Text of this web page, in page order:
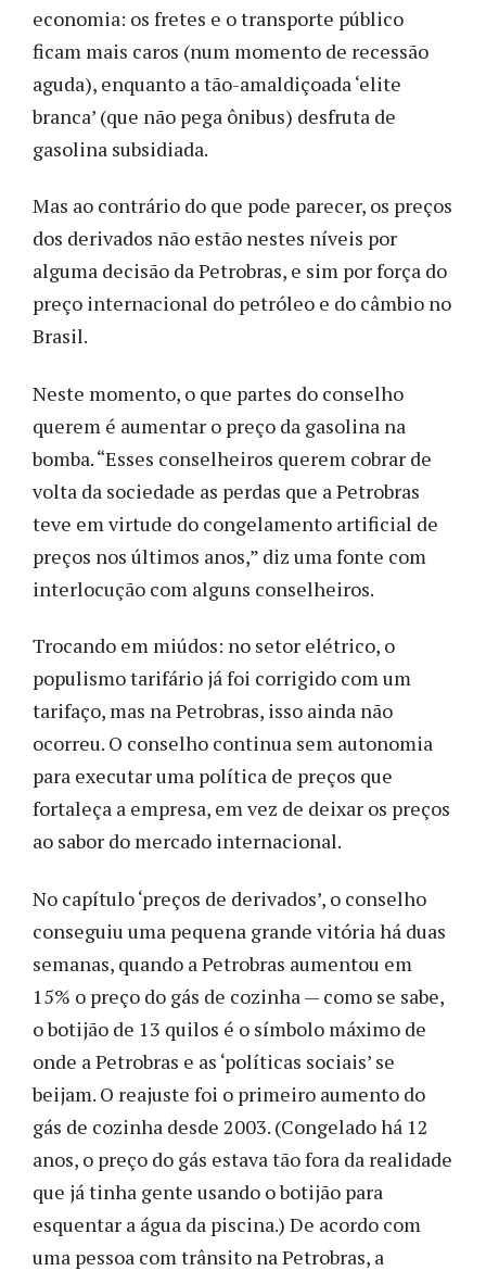
economia: os fretes e o transporte público
ficam mais caros (num momento de recessão
aguda), enquanto a tão-amaldiçoada ‘elite
branca’ (que não pega ônibus) desfruta de
gasolina subsidiada.
Mas ao contrário do que pode parecer, os preços
dos derivados não estão nestes níveis por
alguma decisão da Petrobras, e sim por força do
preço internacional do petróleo e do câmbio no
Brasil.
Neste momento, o que partes do conselho
querem é aumentar o preço da gasolina na
bomba. “Esses conselheiros querem cobrar de
volta da sociedade as perdas que a Petrobras
teve em virtude do congelamento artificial de
preços nos últimos anos,” diz uma fonte com
interlocução com alguns conselheiros.
Trocando em miúdos: no setor elétrico, o
populismo tarifário já foi corrigido com um
tarifaço, mas na Petrobras, isso ainda não
ocorreu. O conselho continua sem autonomia
para executar uma política de preços que
fortaleça a empresa, em vez de deixar os preços
ao sabor do mercado internacional.
No capítulo ‘preços de derivados’, o conselho
conseguiu uma pequena grande vitória há duas
semanas, quando a Petrobras aumentou em
15% o preço do gás de cozinha — como se sabe,
o botijão de 13 quilos é o símbolo máximo de
onde a Petrobras e as ‘políticas sociais’ se
beijam. O reajuste foi o primeiro aumento do
gás de cozinha desde 2003. (Congelado há 12
anos, o preço do gás estava tão fora da realidade
que já tinha gente usando o botijão para
esquentar a água da piscina.) De acordo com
uma pessoa com trânsito na Petrobras, a